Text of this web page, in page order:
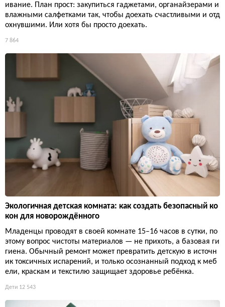
ивание. План прост: закупиться гаджетами, органайзерами и
влажными салфетками так, чтобы доехать счастливыми и отд
охнувшими. Или хотя бы просто доехать.
7 864
Экологичная детская комната: как создать безопасный ко
кон для новорождённого
Младенцы проводят в своей комнате 15–16 часов в сутки, по
этому вопрос чистоты материалов — не прихоть, а базовая ги
гиена. Обычный ремонт может превратить детскую в источн
ик токсичных испарений, и только осознанный подход к меб
ели, краскам и текстилю защищает здоровье ребёнка.
Дети 12 543